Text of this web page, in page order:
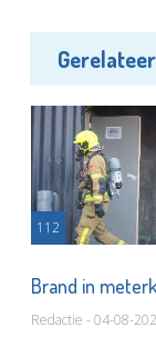
112
Brand in
Redactie - 04-08-